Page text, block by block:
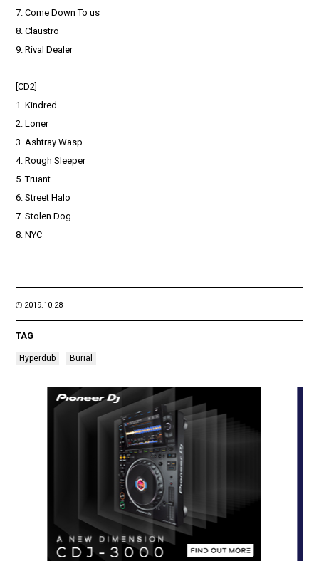
7. Come Down To us
8. Claustro
9. Rival Dealer
[CD2]
1. Kindred
2. Loner
3. Ashtray Wasp
4. Rough Sleeper
5. Truant
6. Street Halo
7. Stolen Dog
8. NYC
2019.10.28
TAG
Hyperdub Burial